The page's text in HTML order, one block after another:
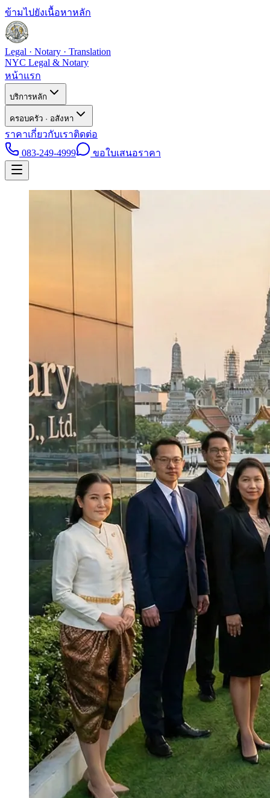
ข้ามไปยังเนื้อหาหลัก
Legal · Notary · Translation
NYC Legal & Notary
หน้าแรก
บริการหลัก
ครอบครัว · อสังหา
ราคาเกี่ยวกับเราติดต่อ
083-249-4999
ขอใบเสนอราคา